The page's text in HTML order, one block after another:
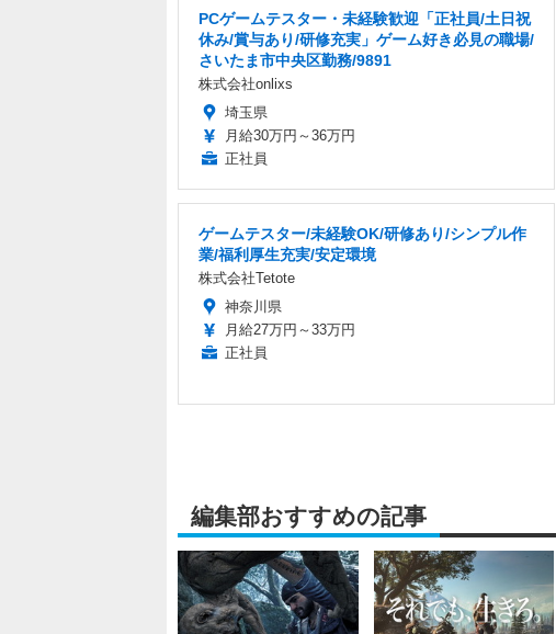
PCゲームテスター・未経験歓迎「正社員/土日祝
休み/賞与あり/研修充実」ゲーム好き必見の職場/
さいたま市中央区勤務/9891
株式会社onlixs
埼玉県
月給30万円～36万円
正社員
ゲームテスター/未経験OK/研修あり/シンプル作
業/福利厚生充実/安定環境
株式会社Tetote
神奈川県
月給27万円～33万円
正社員
編集部おすすめの記事